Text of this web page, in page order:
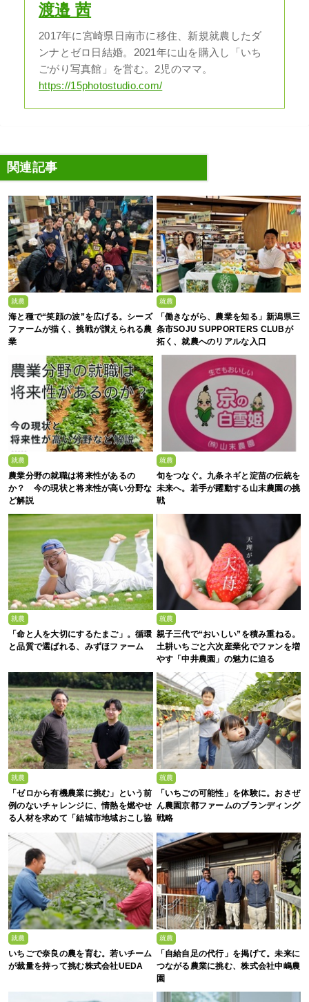
渡邉 茜
2017年に宮崎県日南市に移住、新規就農したダ
ンナとゼロ日結婚。2021年に山を購入し「いち
ごがり写真館」を営む。2児のママ。
https://15photostudio.com/
関連記事
就農
海と種で“笑顔の波”を広げる。シーズ
ファームが描く、挑戦が讃えられる農
業
就農
「働きながら、農業を知る」新潟県三
条市SOJU SUPPORTERS CLUBが
拓く、就農へのリアルな入口
就農
農業分野の就職は将来性があるの
か？ 今の現状と将来性が高い分野な
ど解説
就農
旬をつなぐ。九条ネギと淀苗の伝統を
未来へ。若手が躍動する山末農園の挑
戦
就農
「命と人を大切にするたまご」。循環
と品質で選ばれる、みずほファーム
就農
親子三代で“おいしい”を積み重ねる。
土耕いちごと六次産業化でファンを増
やす「中井農園」の魅力に迫る
就農
「ゼロから有機農業に挑む」という前
例のないチャレンジに、情熱を燃やせ
る人材を求めて「結城市地域おこし協
力隊募集」
就農
「いちごの可能性」を体験に。おさぜ
ん農園京都ファームのブランディング
戦略
就農
いちごで奈良の農を育む。若いチーム
が裁量を持って挑む株式会社UEDA
就農
「自給自足の代行」を掲げて。未来に
つながる農業に挑む、株式会社中嶋農
園